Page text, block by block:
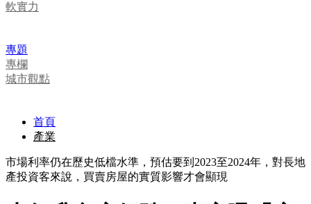
軟實力
專題
專欄
城市觀點
首頁
產業
市場利率仍在歷史低檔水準，預估要到2023至2024年，對長地
產投資客來說，買賣房屋的實質影響才會顯現